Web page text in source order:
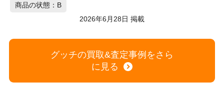
：B
2026年6月28日 掲載
グッチの買取&査定事例をさら
に見る